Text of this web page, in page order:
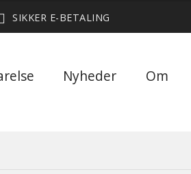
SIKKER E-BETALING
Nyheder Om